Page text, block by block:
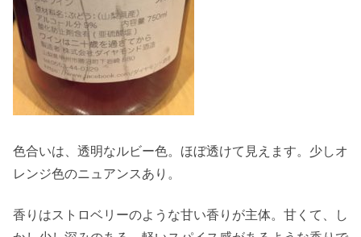
色合いは、透明なルビー色。ほぼ透けて見えます。少しオ
レンジ色のニュアンスあり。
香りはストロベリーのような甘い香りが主体。甘くて、し